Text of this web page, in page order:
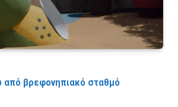
από βρεφονηπιακό σταθμό